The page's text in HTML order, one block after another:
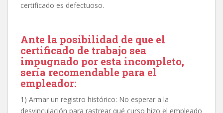
certificado es defectuoso.
Ante la posibilidad de que el
certificado de trabajo sea
impugnado por esta incompleto,
sería recomendable para el
empleador:
1) Armar un registro histórico: No esperar a la
desvinculación para rastrear qué curso hizo el empleado